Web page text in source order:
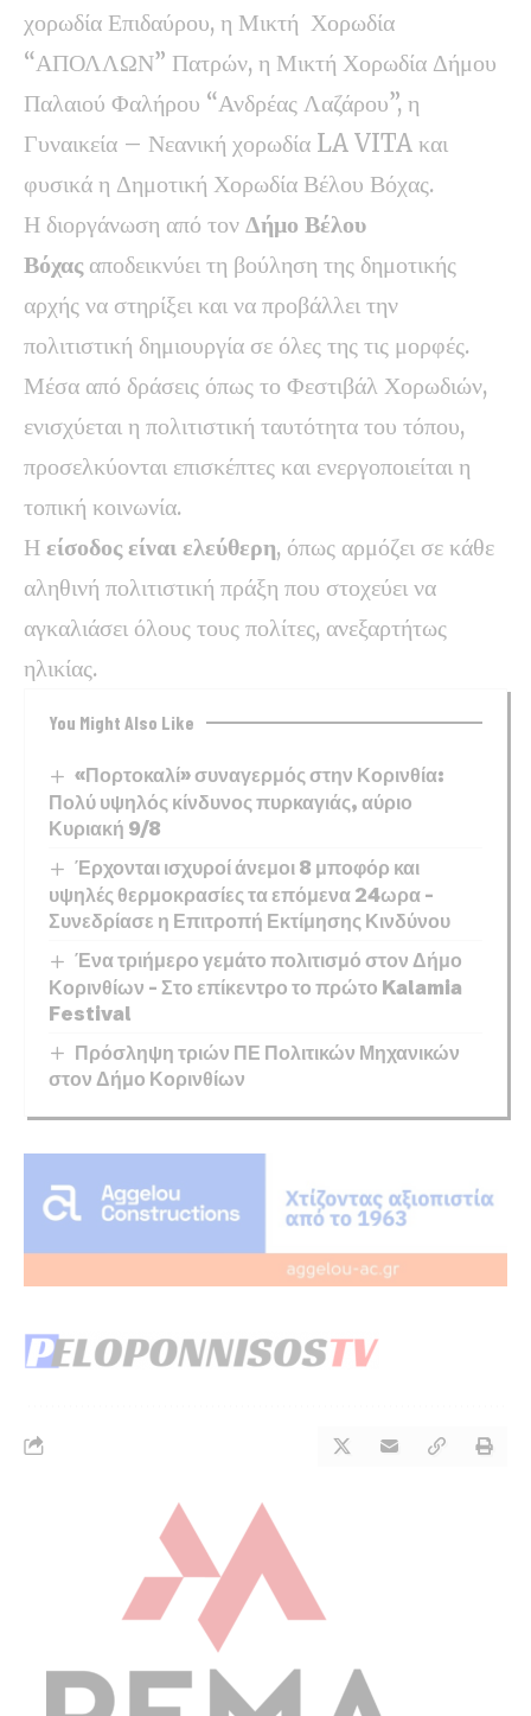
χορωδία Επιδαύρου, η Μικτή Χορωδία
“ΑΠΟΛΛΩΝ” Πατρών, η Μικτή Χορωδία Δήμου
Παλαιού Φαλήρου “Ανδρέας Λαζάρου”, η
Γυναικεία – Νεανική χορωδία LA VITA και
φυσικά η Δημοτική Χορωδία Βέλου Βόχας.
Η διοργάνωση από τον Δήμο Βέλου
Βόχας αποδεικνύει τη βούληση της δημοτικής
αρχής να στηρίξει και να προβάλλει την
πολιτιστική δημιουργία σε όλες της τις μορφές.
Μέσα από δράσεις όπως το Φεστιβάλ Χορωδιών,
ενισχύεται η πολιτιστική ταυτότητα του τόπου,
προσελκύονται επισκέπτες και ενεργοποιείται η
τοπική κοινωνία.
Η είσοδος είναι ελεύθερη, όπως αρμόζει σε κάθε
αληθινή πολιτιστική πράξη που στοχεύει να
αγκαλιάσει όλους τους πολίτες, ανεξαρτήτως
ηλικίας.
You Might Also Like
«Πορτοκαλί» συναγερμός στην Κορινθία:
Πολύ υψηλός κίνδυνος πυρκαγιάς, αύριο
Κυριακή 9/8
Έρχονται ισχυροί άνεμοι 8 μποφόρ και
υψηλές θερμοκρασίες τα επόμενα 24ωρα –
Συνεδρίασε η Επιτροπή Εκτίμησης Κινδύνου
Ένα τριήμερο γεμάτο πολιτισμό στον Δήμο
Κορινθίων – Στο επίκεντρο το πρώτο Kalamia
Festival
Πρόσληψη τριών ΠΕ Πολιτικών Μηχανικών
στον Δήμο Κορινθίων